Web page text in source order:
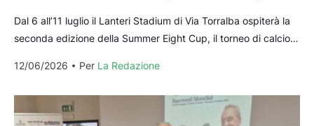
Dal 6 all’11 luglio il Lanteri Stadium di Via Torralba ospiterà la
seconda edizione della Summer Eight Cup, il torneo di calcio a
12/06/2026
Per La Redazione